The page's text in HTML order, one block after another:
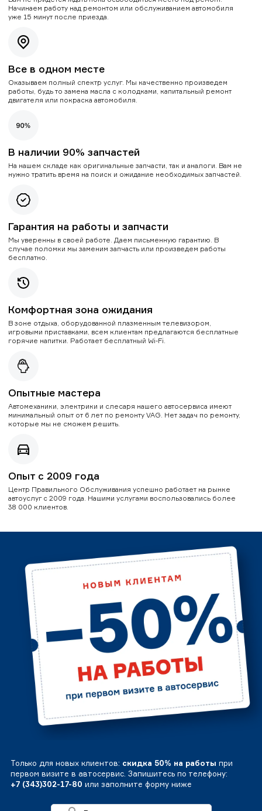
Начинаем работу над ремонтом или обслуживанием автомобиля
уже 15 минут после приезда.
Все в одном месте
Оказываем полный спектр услуг. Мы качественно произведем
работы, будь то замена масла с колодками, капитальный ремонт
двигателя или покраска автомобиля.
В наличии 90% запчастей
На нашем складе как оригинальные запчасти, так и аналоги. Вам не
нужно тратить время на поиск и ожидание необходимых запчастей.
Гарантия на работы и запчасти
Мы уверенны в своей работе. Даем письменную гарантию. В
случае поломки мы заменим запчасть или произведем работы
бесплатно.
Комфортная зона ожидания
В зоне отдыха, оборудованной плазменным телевизором,
игровыми приставками, всем клиентам предлагаются бесплатные
горячие напитки. Работает бесплатный Wi-Fi.
Опытные мастера
Автомеханики, электрики и слесаря нашего автосервиса имеют
минимальный опыт от 6 лет по ремонту VAG. Нет задач по ремонту,
которые мы не сможем решить.
Опыт с 2009 года
Центр Правильного Обслуживания успешно работает на рынке
автоуслуг с 2009 года. Нашими услугами воспользовались более
38 000 клиентов.
Только для новых клиентов: скидка 50% на работы при
первом визите в автосервис. Запишитесь по телефону:
+7 (343)302-17-80 или заполните форму ниже